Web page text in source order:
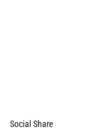
Social Share